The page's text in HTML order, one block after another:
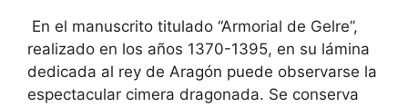
En el manuscrito titulado “Armorial de Gelre”,
realizado en los años 1370-1395, en su lámina
dedicada al rey de Aragón puede observarse la
espectacular cimera dragonada. Se conserva